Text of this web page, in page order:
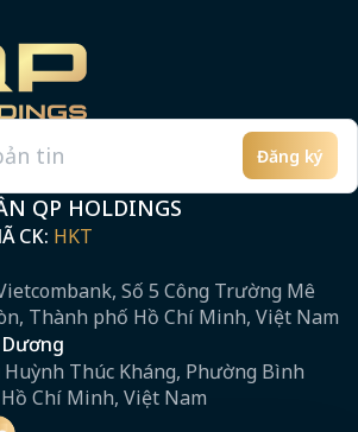
Đăng ký
QP HOLDINGS
CK: HKT
Số 5 Công Trường Mê
Thành phố Hồ Chí Minh, Việt Nam
Thúc Kháng, Phường Bình
Chí Minh, Việt Nam